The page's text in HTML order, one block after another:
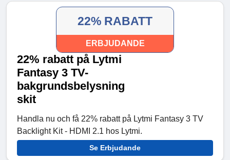
22% RABATT
ERBJUDANDE
22% rabatt på Lytmi
Fantasy 3 TV-
bakgrundsbelysning
skit
Handla nu och få 22% rabatt på Lytmi Fantasy 3 TV
Backlight Kit - HDMI 2.1 hos Lytmi.
Se Erbjudande